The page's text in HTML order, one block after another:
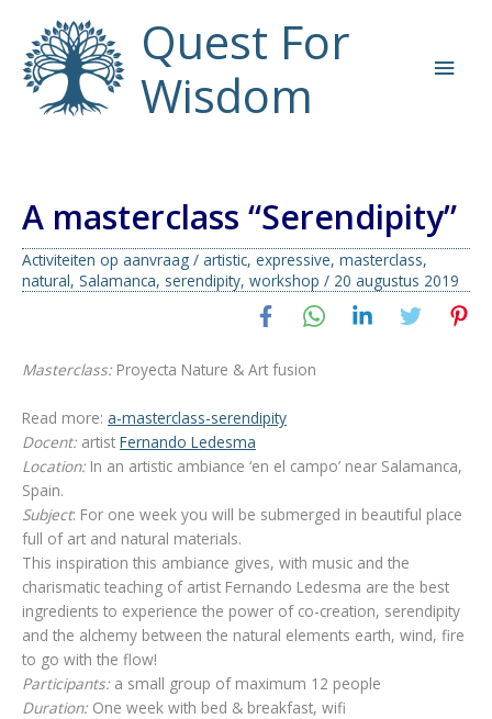
inhoud
Quest For
Wisdom
A masterclass “Serendipity”
Activiteiten op aanvraag / artistic, expressive, masterclass,
natural, Salamanca, serendipity, workshop / 20 augustus 2019
Masterclass: Proyecta Nature & Art fusion
Read more: a-masterclass-serendipity
Docent: artist Fernando Ledesma
Location: In an artistic ambiance ‘en el campo’ near Salamanca,
Spain.
Subject: For one week you will be submerged in beautiful place
full of art and natural materials.
This inspiration this ambiance gives, with music and the
charismatic teaching of artist Fernando Ledesma are the best
ingredients to experience the power of co-creation, serendipity
and the alchemy between the natural elements earth, wind, fire
to go with the flow!
Participants: a small group of maximum 12 people
Duration: One week with bed & breakfast, wifi